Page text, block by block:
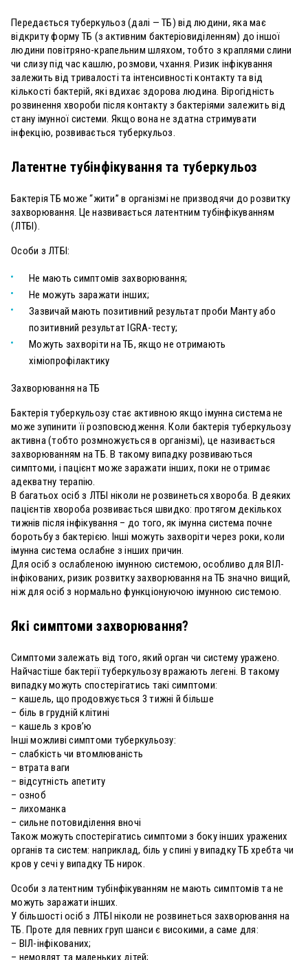
Передається туберкульоз (далі — ТБ) від людини, яка має
відкриту форму ТБ (з активним бактеріовиділенням) до іншої
людини повітряно-крапельним шляхом, тобто з краплями слини
чи слизу під час кашлю, розмови, чхання. Ризик інфікування
залежить від тривалості та інтенсивності контакту та від
кількості бактерій, які вдихає здорова людина. Вірогідність
розвинення хвороби після контакту з бактеріями залежить від
стану імунної системи. Якщо вона не здатна стримувати
інфекцію, розвивається туберкульоз.
Латентне тубінфікування та туберкульоз
Бактерія ТБ може “жити” в організмі не призводячи до розвитку
захворювання. Це назвивається латентним тубінфікуванням
(ЛТБІ).
Особи з ЛТБІ:
Не мають симптомів захворювання;
Не можуть заражати інших;
Зазвичай мають позитивний результат проби Манту або
позитивний результат IGRA-тесту;
Можуть захворіти на ТБ, якщо не отримають
хіміопрофілактику
Захворювання на ТБ
Бактерія туберкульозу стає активною якщо імунна система не
може зупинити її розповсюдження. Коли бактерія туберкульозу
активна (тобто розмножується в організмі), це називається
захворюванням на ТБ. В такому випадку розвиваються
симптоми, і пацієнт може заражати інших, поки не отримає
адекватну терапію.
В багатьох осіб з ЛТБІ ніколи не розвинеться хвороба. В деяких
пацієнтів хвороба розвивається швидко: протягом декількох
тижнів після інфікування – до того, як імунна система почне
боротьбу з бактерією. Інші можуть захворіти через роки, коли
імунна система ослабне з інших причин.
Для осіб з ослабленою імунною системою, особливо для ВІЛ-
інфікованих, ризик розвитку захворювання на ТБ значно вищий,
ніж для осіб з нормально функціонуючою імунною системою.
Які симптоми захворювання?
Симптоми залежать від того, який орган чи систему уражено.
Найчастіше бактерії туберкульозу вражають легені. В такому
випадку можуть спостерігатись такі симптоми:
– кашель, що продовжується 3 тижні й більше
– біль в грудній клітині
– кашель з кров’ю
Інші можливі симптоми туберкульозу:
– слабкість чи втомлюваність
– втрата ваги
– відсутність апетиту
– озноб
– лихоманка
– сильне потовиділення вночі
Також можуть спостерігатись симптоми з боку інших уражених
органів та систем: наприклад, біль у спині у випадку ТБ хребта чи
кров у сечі у випадку ТБ нирок.
Особи з латентним тубінфікуванням не мають симптомів та не
можуть заражати інших.
У більшості осіб з ЛТБІ ніколи не розвинеться захворювання на
ТБ. Проте для певних груп шанси є високими, а саме для:
– ВІЛ-інфікованих;
– немовлят та маленьких дітей;